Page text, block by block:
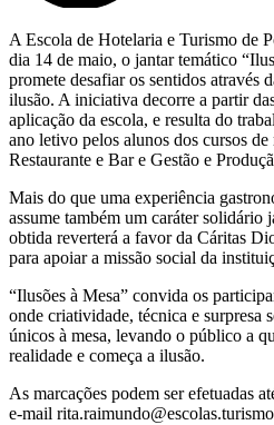
A Escola de Hotelaria e Turismo de
dia 14 de maio, o jantar temático
promete desafiar os sentidos através
ilusão. A iniciativa decorre a partir
aplicação da escola, e resulta do
ano letivo pelos alunos dos cursos
Restaurante e Bar e Gestão e
Mais do que uma experiência
assume também um caráter solidário
obtida reverterá a favor da Cáritas
para apoiar a missão social da
“Ilusões à Mesa” convida os
onde criatividade, técnica e surpresa
únicos à mesa, levando o público a
realidade e começa a ilusão.
As marcações podem ser efetuadas
e-mail